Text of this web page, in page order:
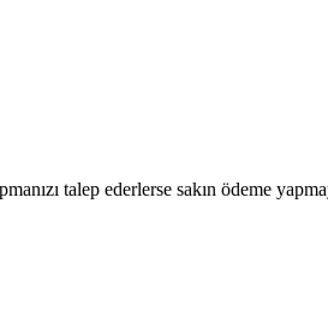
talep ederlerse sakın ödeme